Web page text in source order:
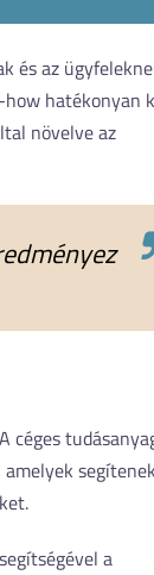
és az
hatékonyan
növelve az
céges
a